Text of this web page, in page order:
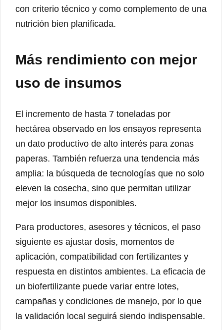
con criterio técnico y como complemento de una
nutrición bien planificada.
Más rendimiento con mejor
uso de insumos
El incremento de hasta 7 toneladas por
hectárea observado en los ensayos representa
un dato productivo de alto interés para zonas
paperas. También refuerza una tendencia más
amplia: la búsqueda de tecnologías que no solo
eleven la cosecha, sino que permitan utilizar
mejor los insumos disponibles.
Para productores, asesores y técnicos, el paso
siguiente es ajustar dosis, momentos de
aplicación, compatibilidad con fertilizantes y
respuesta en distintos ambientes. La eficacia de
un biofertilizante puede variar entre lotes,
campañas y condiciones de manejo, por lo que
la validación local seguirá siendo indispensable.